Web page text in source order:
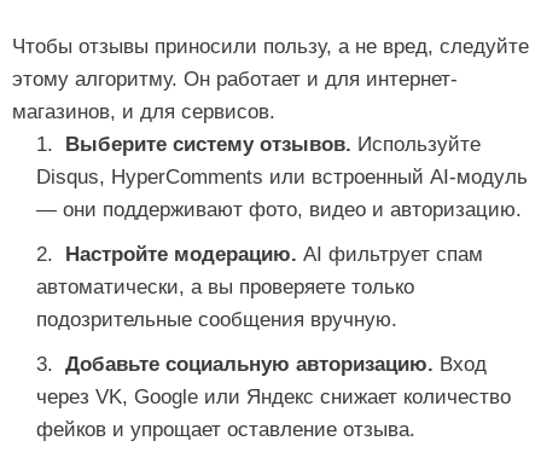
Чтобы отзывы приносили пользу, а не вред, следуйте
этому алгоритму. Он работает и для интернет-
магазинов, и для сервисов.
Выберите систему отзывов. Используйте
Disqus, HyperComments или встроенный AI-модуль
— они поддерживают фото, видео и авторизацию.
Настройте модерацию. AI фильтрует спам
автоматически, а вы проверяете только
подозрительные сообщения вручную.
Добавьте социальную авторизацию. Вход
через VK, Google или Яндекс снижает количество
фейков и упрощает оставление отзыва.